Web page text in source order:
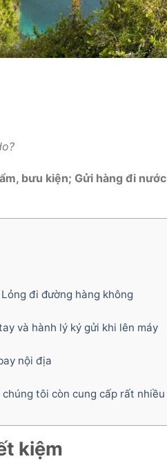
bưu kiện; Gửi hàng đi nước
đi đường hàng không
và hành lý ký gửi khi lên máy
nội địa
tôi còn cung cấp rất nhiều
kiệm